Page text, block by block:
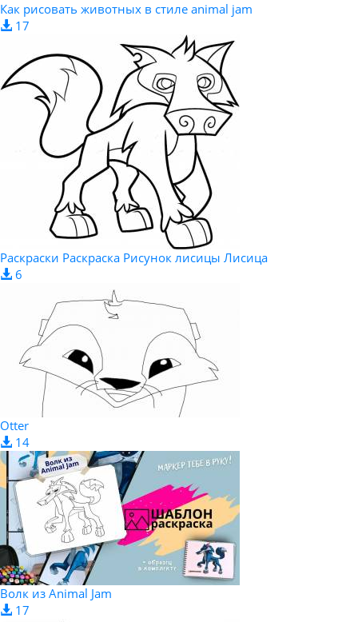
Как рисовать животных в стиле animal jam
17
Раскраски Раскраска Рисунок лисицы Лисица
6
Otter
14
Волк из Animal Jam
17